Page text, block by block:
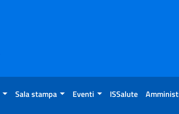
Sala stampa Eventi ISSalute